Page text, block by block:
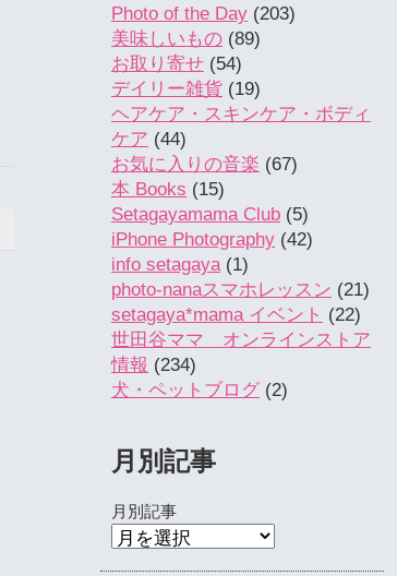
Photo of the Day (203)
美味しいもの (89)
お取り寄せ (54)
デイリー雑貨 (19)
ヘアケア・スキンケア・ボディ
ケア (44)
お気に入りの音楽 (67)
本 Books (15)
Setagayamama Club (5)
iPhone Photography (42)
info setagaya(1)
photo-nanaスマホレッスン (21)
setagaya*mama イベント (22)
世田谷ママ オンラインストア
情報 (234)
犬・ペットブログ (2)
月別記事
月別記事